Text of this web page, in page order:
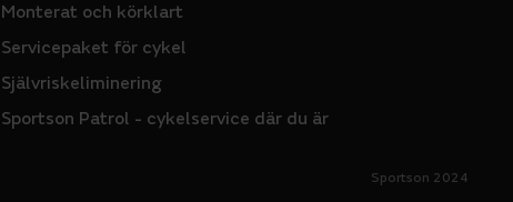
Monterat och körklart
Servicepaket för cykel
Självriskeliminering
Sportson Patrol - cykelservice där du är
Sportson 2024